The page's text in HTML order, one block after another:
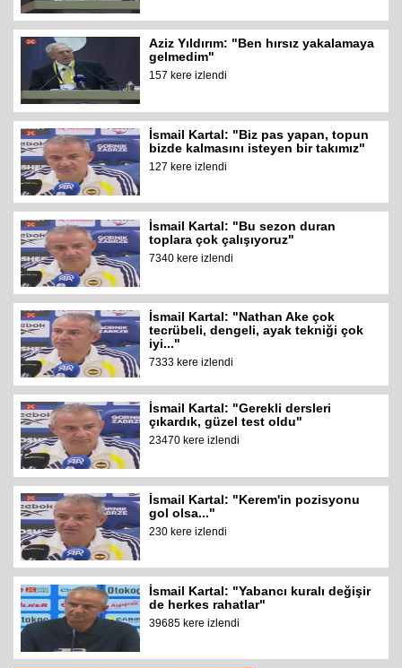
Aziz Yıldırım: "Ben hırsız yakalamaya
gelmedim"
157 kere izlendi
İsmail Kartal: "Biz pas yapan, topun
bizde kalmasını isteyen bir takımız"
127 kere izlendi
İsmail Kartal: "Bu sezon duran
toplara çok çalışıyoruz"
7340 kere izlendi
İsmail Kartal: "Nathan Ake çok
tecrübeli, dengeli, ayak tekniği çok
iyi..."
7333 kere izlendi
İsmail Kartal: "Gerekli dersleri
çıkardık, güzel test oldu"
23470 kere izlendi
İsmail Kartal: "Kerem'in pozisyonu
gol olsa..."
230 kere izlendi
İsmail Kartal: "Yabancı kuralı değişir
de herkes rahatlar"
39685 kere izlendi